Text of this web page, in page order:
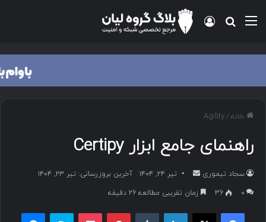
منو جستجو برای
ورود
خانه/
Agility
راهنمای جامع ابزار Certipy
سجاد تیموری
ر
ا
تیر ۲۴, ۱۴۰۴
آخرین بروزرسانی: تیر ۲۳, ۱۴۰۴
۰
36 زمان تقریبی مطالعه 26 دقیقه
فیسبوک ایکس لینکداین پینتریست پاکت اسکایپ